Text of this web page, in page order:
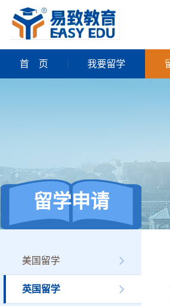
首 页 我要留学
留学申请
美国留学
英国留学